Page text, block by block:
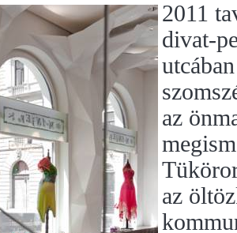
2011
divat-
az
az